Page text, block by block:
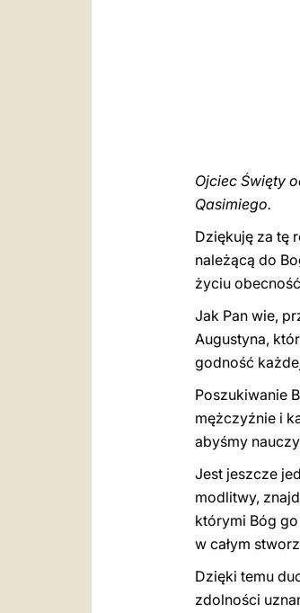
Ojciec Święty
Qasimiego.
Dziękuję za tę
należącą do
życiu
Jak Pan wie,
Augustyna,
godność
Poszukiwanie
mężczyźnie i
abyśmy
Jest jeszcze
modlitwy,
którymi Bóg
w całym
Dzięki temu
zdolności